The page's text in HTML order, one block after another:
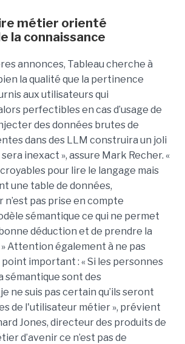
métier orienté
la connaissance
annonces, Tableau cherche à
la qualité que la pertinence
aux utilisateurs qui
perfectiblesen cas d’usage de
des données brutes de
dans des LLM construira un joli
inexact », assure Mark Recher. «
pour lire le langage mais
une table de données,
n’est pas prise en compte
sémantique ce qui ne permet
déduction et de prendre la
Attention également à ne pas
important : « Si les personnes
sémantique sont des
je ne suis pas certain qu’ils seront
de l'utilisateur métier », prévient
Jones, directeur des produits de
d’avenir ce n’est pas de